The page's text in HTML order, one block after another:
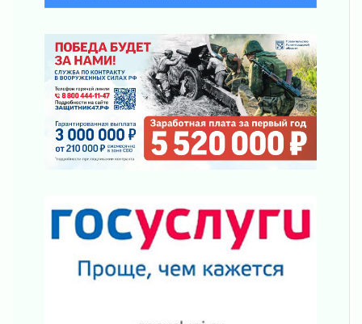
01 августа 2026
Не женское это дело...уверены?
01 августа 2026
Все силы в кулак
Айда на пляж!
01 августа 2026
Пик топливного кризиса в регионе прошёл
31 июля 2026
О мужестве, долге и стойкости
31 июля 2026